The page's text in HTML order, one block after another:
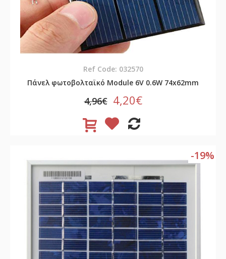
Ref Code: 032570
Πάνελ φωτοβολταϊκό Module 6V 0.6W 74x62mm
4,96€ 4,20€
-19%